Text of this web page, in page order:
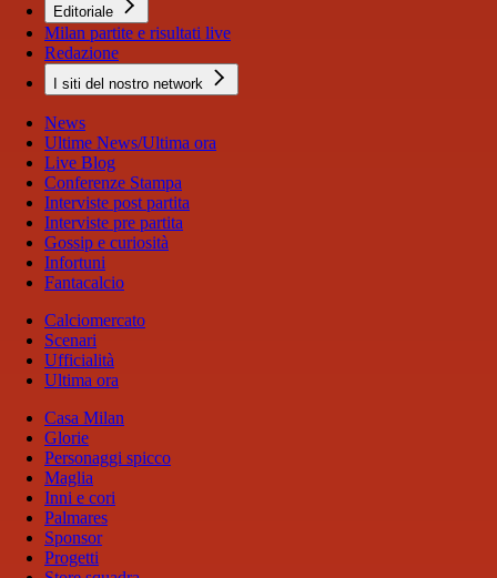
Editoriale
Milan partite e risultati live
Redazione
I siti del nostro network
News
Ultime News/Ultima ora
Live Blog
Conferenze Stampa
Interviste post partita
Interviste pre partita
Gossip e curiosità
Infortuni
Fantacalcio
Calciomercato
Scenari
Ufficialità
Ultima ora
Casa Milan
Glorie
Personaggi spicco
Maglia
Inni e cori
Palmares
Sponsor
Progetti